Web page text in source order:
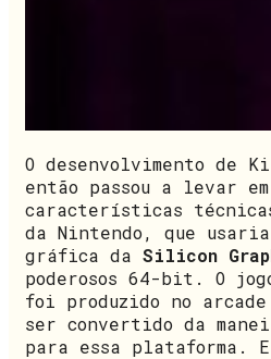
O desenvolvimento
então passou a levar
características
da Nintendo, que
gráfica da Silicon
poderosos 64-bit. O
foi produzido no
ser convertido da
para essa plataforma.